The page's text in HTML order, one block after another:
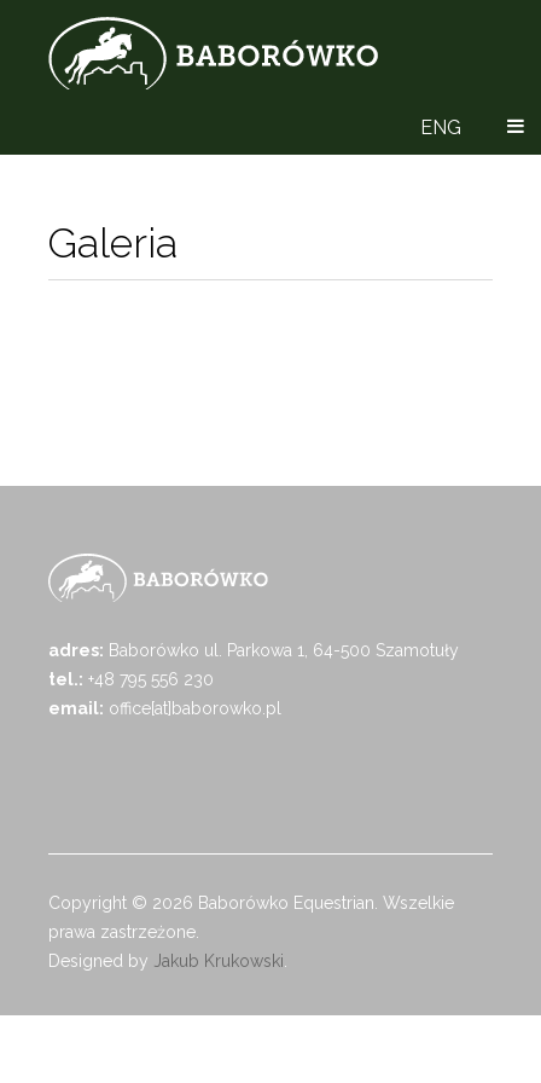
ENG
Galeria
adres: Baborówko ul. Parkowa 1, 64-500 Szamotuły
tel.: +48 795 556 230
email: office[at]baborowko.pl
Copyright © 2026 Baborówko Equestrian. Wszelkie
prawa zastrzeżone.
Designed by Jakub Krukowski